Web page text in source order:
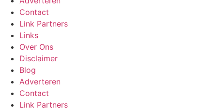
Contact
Link Partners
Links
Over Ons
Disclaimer
Blog
Adverteren
Contact
Link Partners